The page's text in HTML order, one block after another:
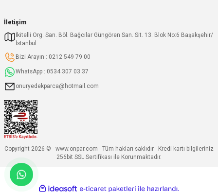
İletişim
İkitelli Org. San. Böl. Bağcılar Güngören San. Sit. 13. Blok No:6 Başakşehir/
İstanbul
Bizi Arayın : 0212 549 79 00
WhatsApp : 0534 307 03 37
onuryedekparca@hotmail.com
Copyright 2026 © - www.onpar.com - Tüm hakları saklıdır - Kredi kartı bilgileriniz
256bit SSL Sertifikası ile Korunmaktadır.
ideasoft e-